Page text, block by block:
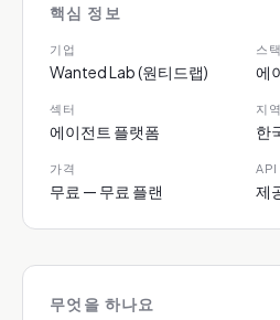
핵심 정보
기업
Wanted Lab (원티드랩)
스
에
섹터
에이전트 플랫폼
지역
한
가격
무료 — 무료 플랜
API
제
무엇을 하나요